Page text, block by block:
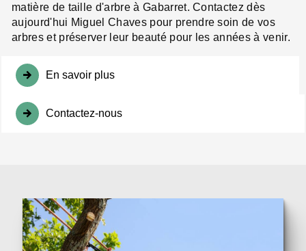
matière de taille d'arbre à Gabarret. Contactez dès
aujourd'hui Miguel Chaves pour prendre soin de vos
arbres et préserver leur beauté pour les années à venir.
En savoir plus
Contactez-nous